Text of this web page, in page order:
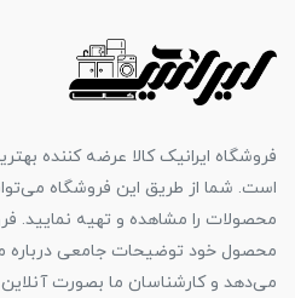
فروشگاه ایرانیک کالا عرضه کننده
است. شما از طریق این فروشگاه
محصولات را مشاهده و تهیه نمایید.
محصول خود توضیحات جامعی درباره
می‌دهد و کارشناسان ما بصورت